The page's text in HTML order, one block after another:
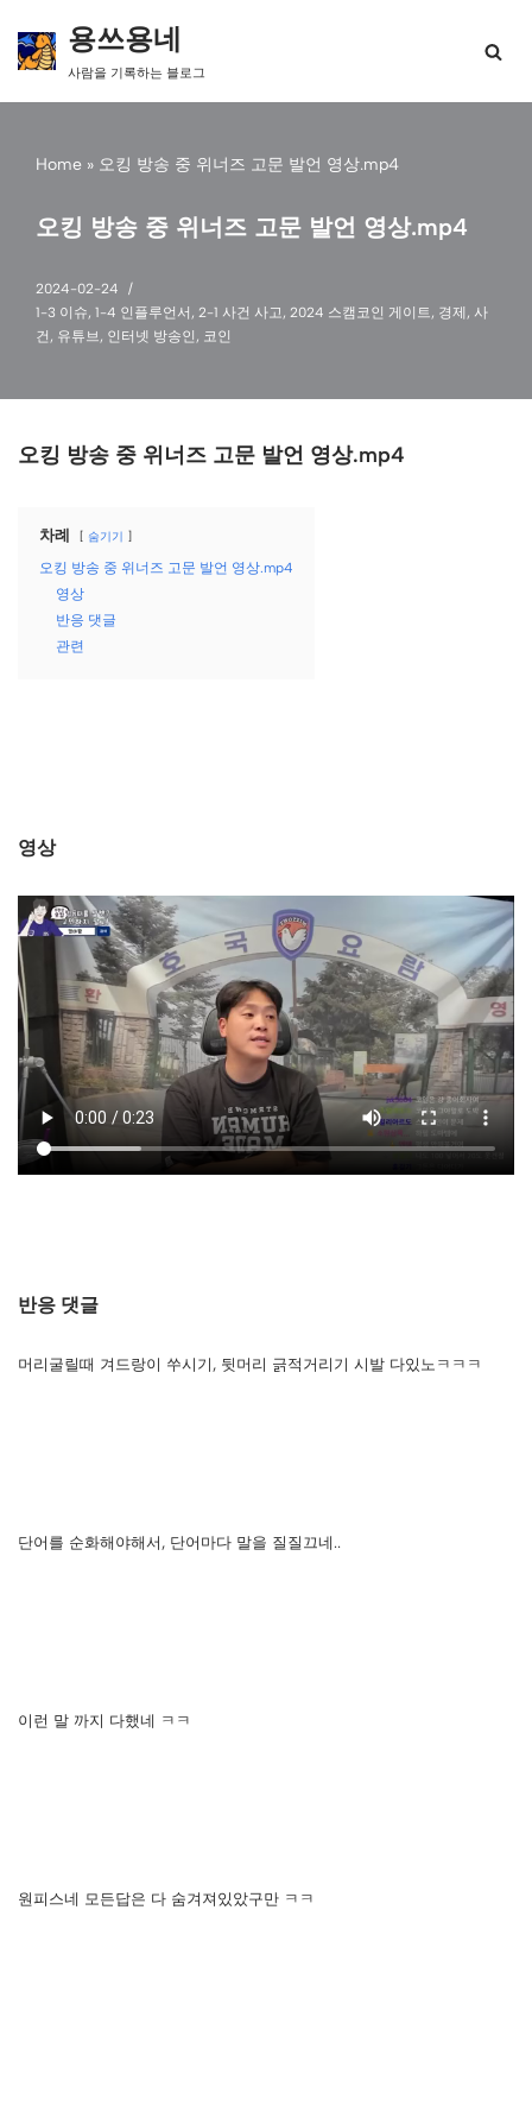
콘
용쓰용네
사람을 기록하는 블로그
Home » 오킹 방송 중 위너즈 고문 발언 영상.mp4
오킹 방송 중 위너즈 고문 발언 영상.mp4
2024-02-24
1-3 이슈, 1-4 인플루언서 , 2-1 사건 사고, 2024 스캠코인 게이트, 경제 , 사
건 , 유튜브, 인터넷 방송인 , 코인
오킹 방송 중 위너즈 고문 발언 영상.mp4
차례 숨기기
오킹 방송 중 위너즈 고문 발언 영상.mp4
영상
반응 댓글
관련
영상
반응 댓글
머리굴릴때 겨드랑이 쑤시기, 뒷머리 긁적거리기 시발 다있노ㅋㅋㅋ
단어를 순화해야해서, 단어마다 말을 질질끄네..
이런 말 까지 다했네 ㅋㅋ
원피스네 모든답은 다 숨겨져있았구만 ㅋㅋ